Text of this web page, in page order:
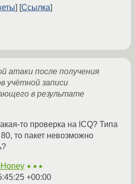
Ссылка
атаки после получения
учётной записи
в результате
то проверка на ICQ? Типа
то пакет невозможно
★★★
+00:00